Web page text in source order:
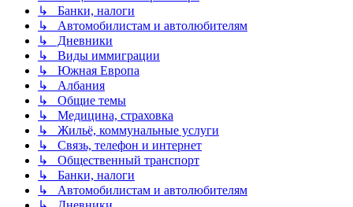
↳ Банки, налоги
↳ Автомобилистам и автолюбителям
↳ Дневники
↳ Виды иммиграции
↳ Южная Европа
↳ Албания
↳ Общие темы
↳ Медицина, страховка
↳ Жильё, коммунальные услуги
↳ Связь, телефон и интернет
↳ Общественный транспорт
↳ Банки, налоги
↳ Автомобилистам и автолюбителям